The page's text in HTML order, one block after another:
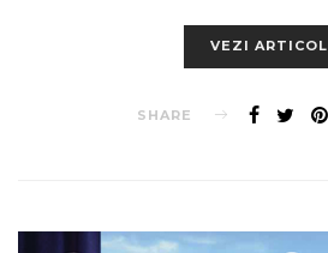
VEZI ARTICOL
SHARE